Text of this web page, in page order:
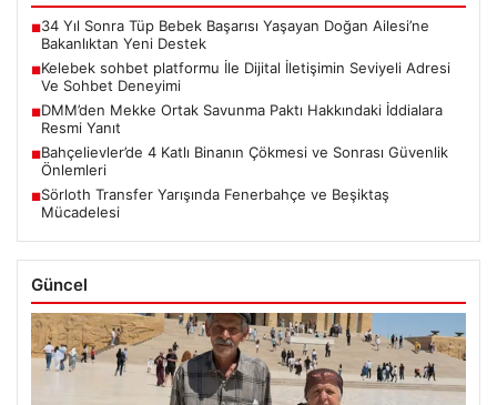
■34 Yıl Sonra Tüp Bebek Başarısı Yaşayan Doğan Ailesi’ne
Bakanlıktan Yeni Destek
■Kelebek sohbet platformu İle Dijital İletişimin Seviyeli Adresi
Ve Sohbet Deneyimi
■DMM’den Mekke Ortak Savunma Paktı Hakkındaki İddialara
Resmi Yanıt
■Bahçelievler’de 4 Katlı Binanın Çökmesi ve Sonrası Güvenlik
Önlemleri
■Sörloth Transfer Yarışında Fenerbahçe ve Beşiktaş
Mücadelesi
Güncel